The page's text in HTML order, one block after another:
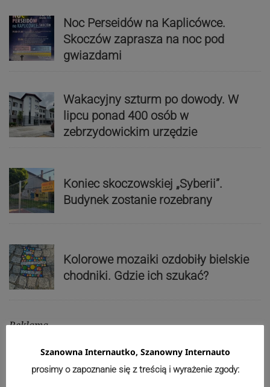
Noc Perseidów na Kaplicówce.
Skoczów zaprasza na noc pod
gwiazdami
Wakacyjny szturm po dowody. W
lipcu ponad 400 osób w
zebrzydowickim urzędzie
Koniec skoczowskiej „Syberii”.
Budynek zostanie rozebrany
Kolorowe mozaiki ozdobiły bielskie
chodniki. Gdzie ich szukać?
Reklama
Szanowna Internautko, Szanowny Internauto
prosimy o zapoznanie się z treścią i wyrażenie zgody: